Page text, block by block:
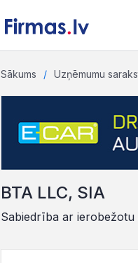
Sākums Uzņēmumu
BTA LLC, SIA
Sabiedrība ar